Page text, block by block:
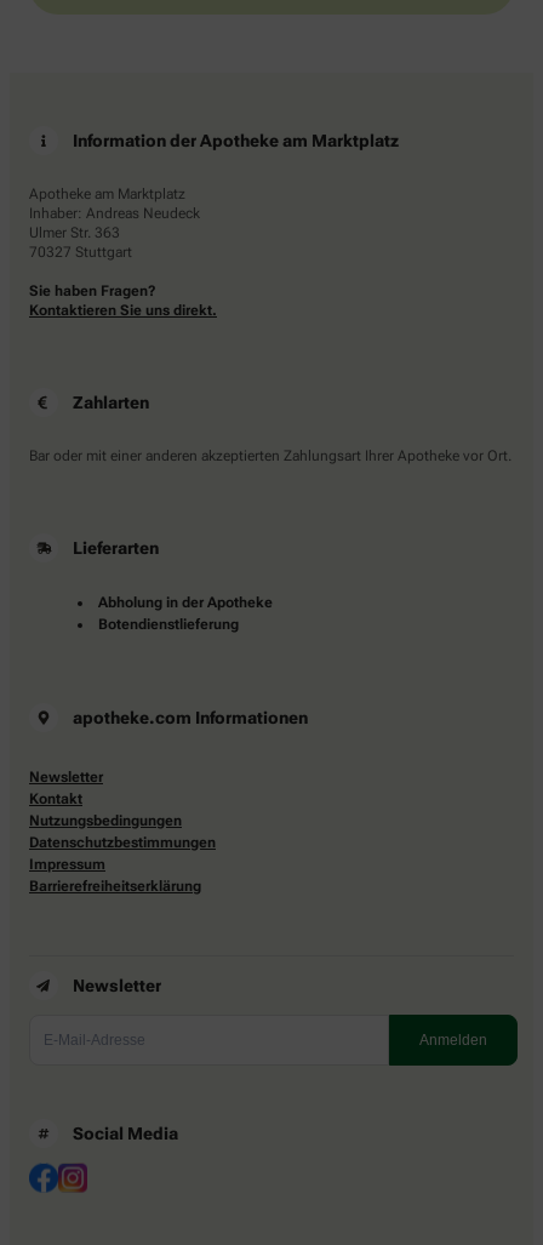
Information der Apotheke am Marktplatz
Apotheke am Marktplatz
Inhaber: Andreas Neudeck
Ulmer Str. 363
70327 Stuttgart
Sie haben Fragen?
Kontaktieren Sie uns direkt.
Zahlarten
Bar oder mit einer anderen akzeptierten Zahlungsart Ihrer Apotheke vor Ort.
Lieferarten
Abholung in der Apotheke
Botendienstlieferung
apotheke.com Informationen
Newsletter
Kontakt
Nutzungsbedingungen
Datenschutzbestimmungen
Impressum
Barrierefreiheitserklärung
Newsletter
Social Media